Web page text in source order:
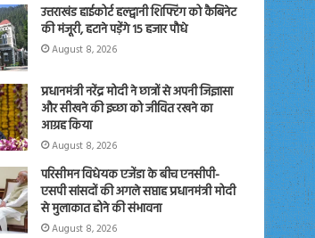
उत्तराखंड हाईकोर्ट हल्द्वानी शिफ्टिंग को कैबिनेट
की मंजूरी, हटाने पड़ेंगे 15 हजार पौधे
August 8, 2026
प्रधानमंत्री नरेंद्र मोदी ने छात्रों से अपनी जिज्ञासा
और सीखने की इच्छा को जीवित रखने का
आग्रह किया
August 8, 2026
परिसीमन विधेयक एजेंडा के बीच एनसीपी-
एसपी सांसदों की अगले सप्ताह प्रधानमंत्री मोदी
से मुलाकात होने की संभावना
August 8, 2026